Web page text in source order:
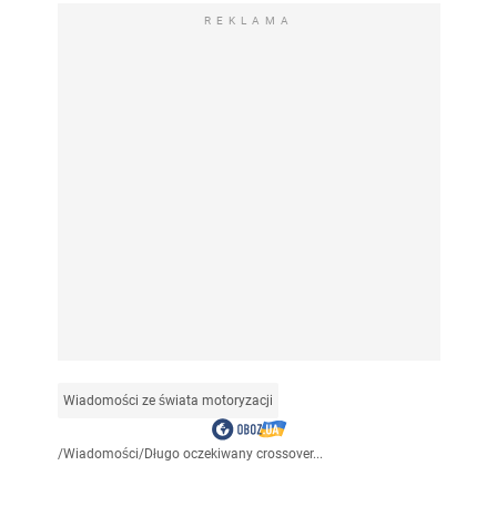
REKLAMA
Wiadomości ze świata motoryzacji
/Wiadomości/Długo oczekiwany crossover...